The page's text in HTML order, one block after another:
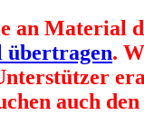
Material
übertragen.
auch